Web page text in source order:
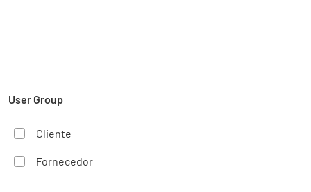
User Group
Cliente
Fornecedor